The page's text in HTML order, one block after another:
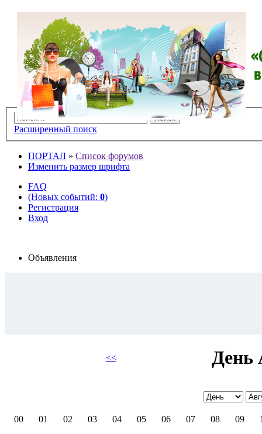
Расширенный поиск
ПОРТАЛ » Список форумов
Изменить размер шрифта
FAQ
(Новых событий: 0)
Регистрация
Вход
Объявления
<< День
00 01 02 03 04 05 06 07 08 09